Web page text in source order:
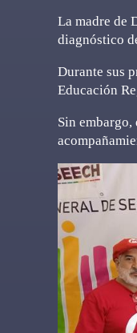
La madre de
diagnóstico
Durante sus
Educación
Sin